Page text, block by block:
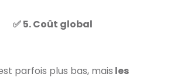
✅ 5. Coût global
parfois plus bas, mais les